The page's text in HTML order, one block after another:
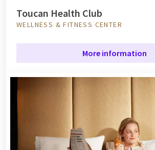
Toucan Health Club
WELLNESS & FITNESS CENTER
More information